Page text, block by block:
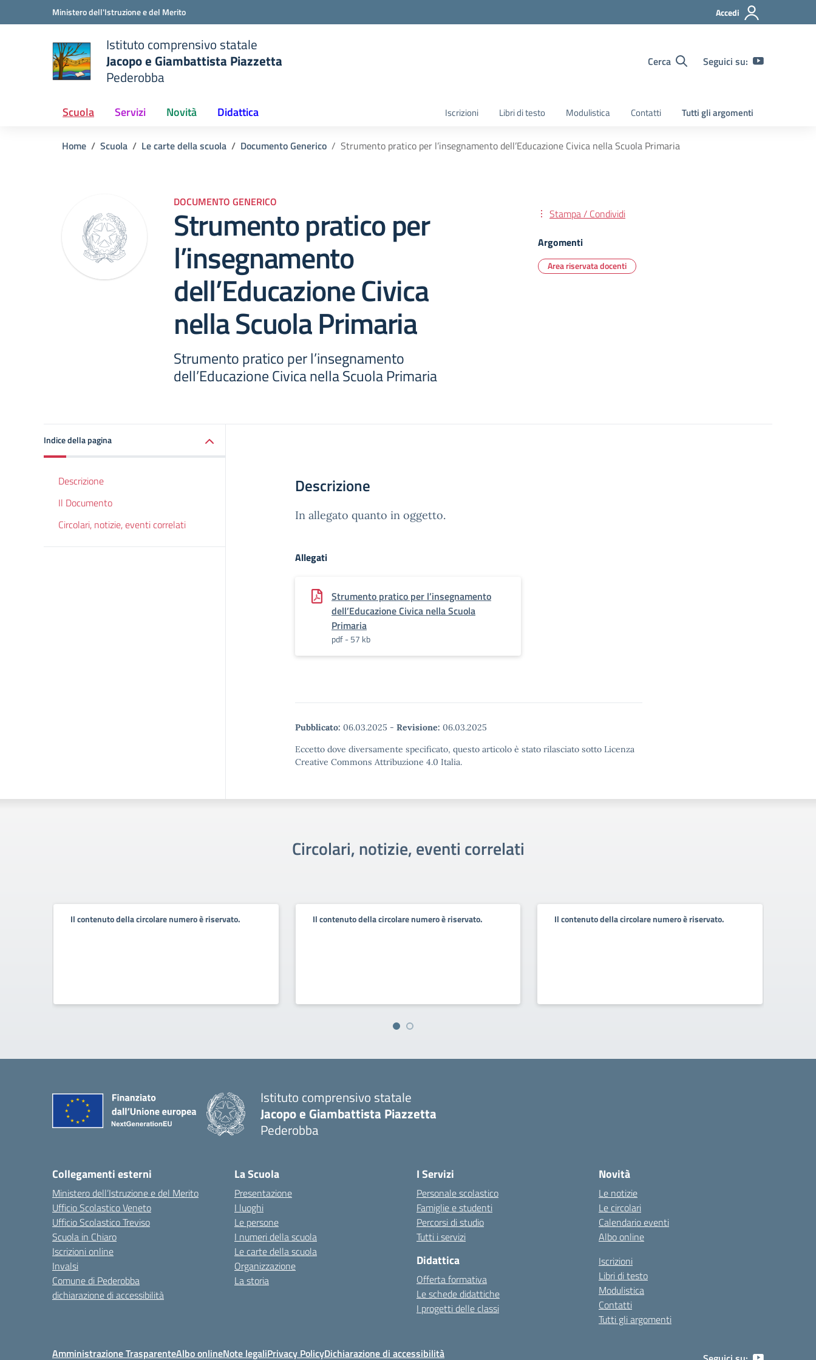
Vai ai contenuti
Vai al menu di navigazioneMinistero dell'Istruzione e del Merito Accedi
scuola
Istituto comprensivo statale
Jacopo e Giambattista Piazzetta
Pederobba
Cerca Seguici su:
Scuola Servizi Novità Didattica Iscrizioni Libri di testo Modulistica Contatti Tutti gli argomenti
Home Scuola Le carte della scuola Documento Generico Strumento pratico per l’insegnamento dell’Educazione Civica nella Scuola Primaria
DOCUMENTO GENERICO
Strumento pratico per
l’insegnamento
dell’Educazione Civica
nella Scuola Primaria
Strumento pratico per l’insegnamento
dell’Educazione Civica nella Scuola Primaria
Stampa / Condividi
Argomenti
Area riservata docenti
Indice della pagina
Descrizione
Il Documento
Circolari, notizie, eventi correlati
Descrizione
In allegato quanto in oggetto.
Allegati
Strumento pratico per l’insegnamento
dell’Educazione Civica nella Scuola
Primaria
pdf - 57 kb
Pubblicato: 06.03.2025 - Revisione: 06.03.2025
Eccetto dove diversamente specificato, questo articolo è stato rilasciato sotto Licenza
Creative Commons Attribuzione 4.0 Italia.
Circolari, notizie, eventi correlati
Il contenuto della circolare numero è riservato. Il contenuto della circolare numero è riservato. Il contenuto della circolare numero è riservato.
Istituto comprensivo statale
Jacopo e Giambattista Piazzetta
Pederobba
Collegamenti esterni
Ministero dell’Istruzione e del Merito
Ufficio Scolastico Veneto
Ufficio Scolastico Treviso
Scuola in Chiaro
Iscrizioni online
Invalsi
Comune di Pederobba
dichiarazione di accessibilità
La Scuola
Presentazione
I luoghi
Le persone
I numeri della scuola
Le carte della scuola
Organizzazione
La storia
I Servizi
Personale scolastico
Famiglie e studenti
Percorsi di studio
Tutti i servizi
Didattica
Offerta formativa
Le schede didattiche
I progetti delle classi
Novità
Le notizie
Le circolari
Calendario eventi
Albo online
Iscrizioni
Libri di testo
Modulistica
Contatti
Tutti gli argomenti
Amministrazione TrasparenteAlbo onlineNote legaliPrivacy PolicyDichiarazione di accessibilità